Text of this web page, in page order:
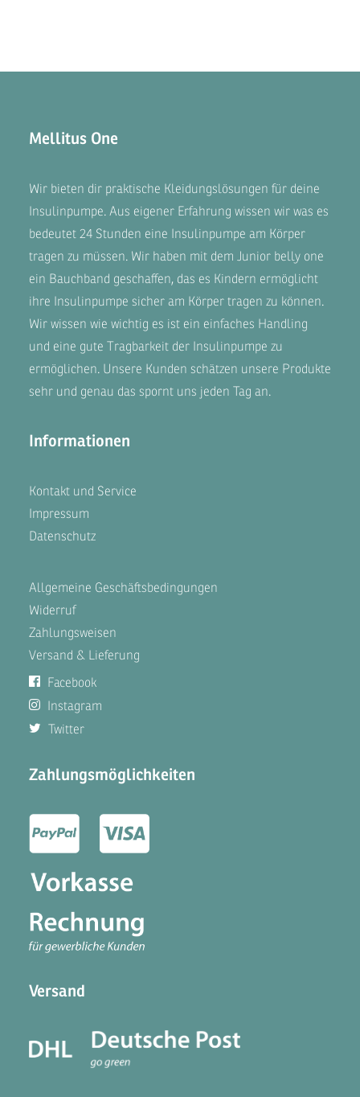
Mellitus One
Wir bieten dir praktische Kleidungslösungen für deine
Insulinpumpe. Aus eigener Erfahrung wissen wir was es
bedeutet 24 Stunden eine Insulinpumpe am Körper
tragen zu müssen. Wir haben mit dem Junior belly one
ein Bauchband geschaffen, das es Kindern ermöglicht
ihre Insulinpumpe sicher am Körper tragen zu können.
Wir wissen wie wichtig es ist ein einfaches Handling
und eine gute Tragbarkeit der Insulinpumpe zu
ermöglichen. Unsere Kunden schätzen unsere Produkte
sehr und genau das spornt uns jeden Tag an.
Informationen
Kontakt und Service
Impressum
Datenschutz
Allgemeine Geschäftsbedingungen
Widerruf
Zahlungsweisen
Versand & Lieferung
Facebook
Instagram
Twitter
Zahlungsmöglichkeiten
Versand